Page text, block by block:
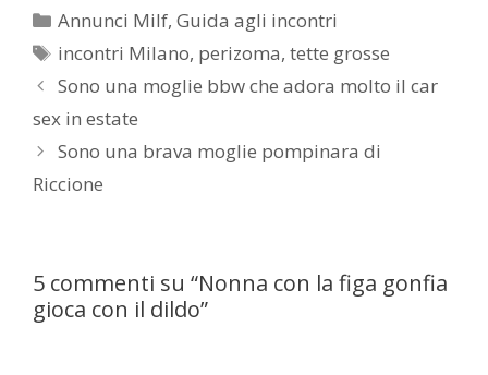
Categorie
Annunci Milf,Guida agli incontri
Tag
incontri Milano, perizoma,tette grosse
Post
navigation
Sono una moglie bbw che adora molto il car
sex in estate
Sono una brava moglie pompinara di
Riccione
5 commenti su “Nonna con la figa gonfia
gioca con il dildo”